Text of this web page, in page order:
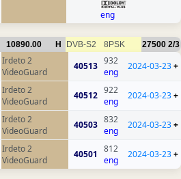
eng
10890.00 H DVB-S2 8PSK 27500 2/3
Irdeto 2
VideoGuard
40513 932
eng
2024-03-23+
Irdeto 2
VideoGuard
40512 922
eng
2024-03-23+
Irdeto 2
VideoGuard
40503 832
eng
2024-03-23+
Irdeto 2
VideoGuard
40501
812
eng
2024-03-23+